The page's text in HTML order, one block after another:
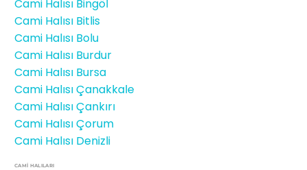
Cami Halısı Bingöl
Cami Halısı Bitlis
Cami Halısı Bolu
Cami Halısı Burdur
Cami Halısı Bursa
Cami Halısı Çanakkale
Cami Halısı Çankırı
Cami Halısı Çorum
Cami Halısı Denizli
CAMİ HALILARI